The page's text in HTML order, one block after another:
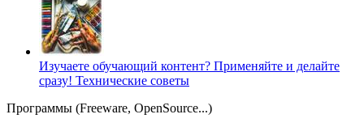
Изучаете обучающий контент? Применяйте и делайте
сразу! Технические советы
Программы (Freeware, OpenSource...)